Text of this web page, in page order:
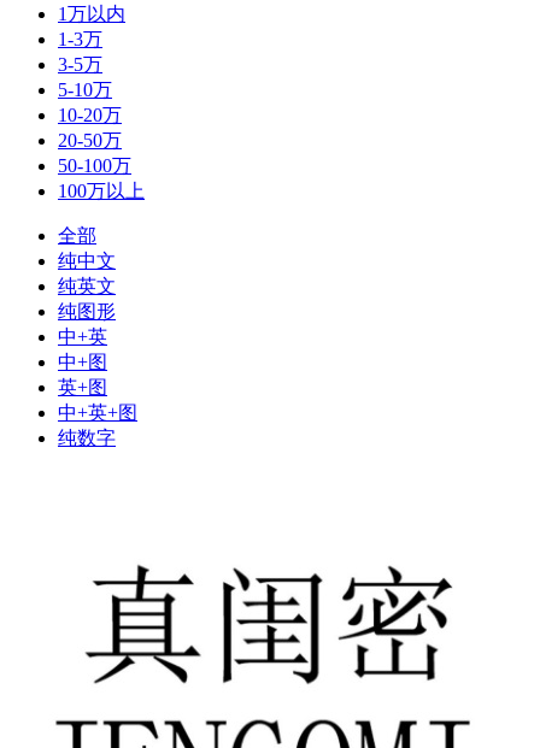
1万以内
1-3万
3-5万
5-10万
10-20万
20-50万
50-100万
100万以上
全部
纯中文
纯英文
纯图形
中+英
中+图
英+图
中+英+图
纯数字